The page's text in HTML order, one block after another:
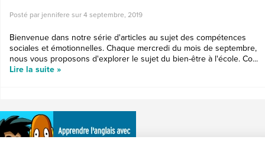
Posté par jennifere sur 4 septembre, 2019
Bienvenue dans notre série d'articles au sujet des compétences
sociales et émotionnelles. Chaque mercredi du mois de septembre,
nous vous proposons d'explorer le sujet du bien-être à l'école. Co...
Lire la suite »